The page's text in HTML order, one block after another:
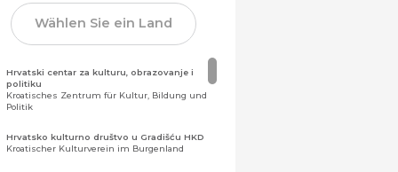
Wählen Sie ein Land
Hrvatski centar za kulturu, obrazovanje i
politiku
Kroatisches Zentrum für Kultur, Bildung und
Politik
Hrvatsko kulturno društvo u Gradišću HKD
Kroatischer Kulturverein im Burgenland